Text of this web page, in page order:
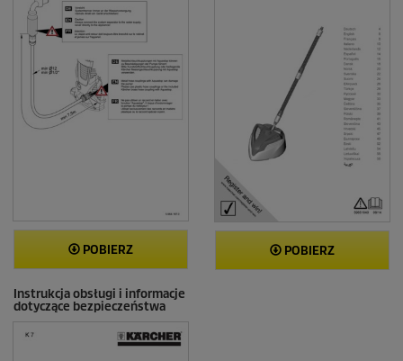
i
POBIERZ POBIERZ
Instrukcja obsługi i informacje
dotyczące bezpieczeństwa